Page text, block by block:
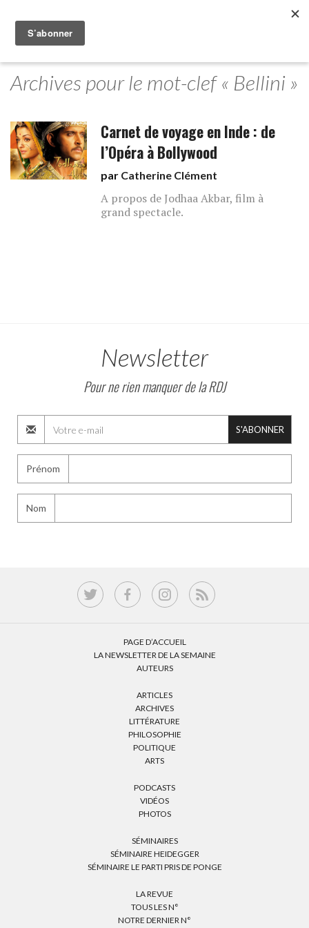
Archives pour le mot-clef « Bellini »
Carnet de voyage en Inde : de
l’Opéra à Bollywood
par Catherine Clément
A propos de Jodhaa Akbar, film à
grand spectacle.
Newsletter
Pour ne rien manquer de la RDJ
S'ABONNER
Prénom
Nom
PAGE D’ACCUEIL
LA NEWSLETTER DE LA SEMAINE
AUTEURS
ARTICLES
ARCHIVES
LITTÉRATURE
PHILOSOPHIE
POLITIQUE
ARTS
PODCASTS
VIDÉOS
PHOTOS
SÉMINAIRES
SÉMINAIRE HEIDEGGER
SÉMINAIRE LE PARTI PRIS DE PONGE
LA REVUE
TOUS LES N°
NOTRE DERNIER N°